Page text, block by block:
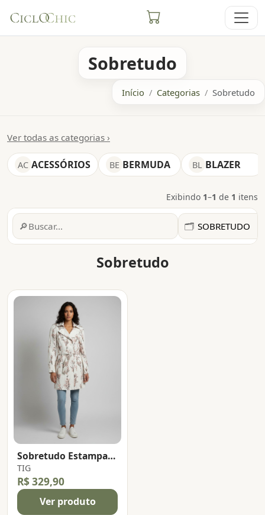
Sobretudo
Início Categorias Sobretudo
Ver todas as categorias ›
AC ACESSÓRIOS BE BERMUDA BL BLAZER
Exibindo 1–1 de 1 itens
🔎 🗂️
Sobretudo
Sobretudo Estampado
TIG
R$ 329,90
Ver produto